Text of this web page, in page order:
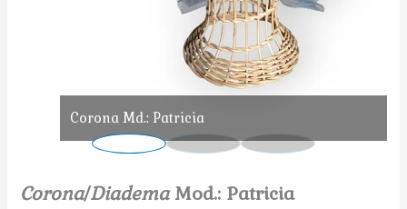
Corona Md.: Patricia
Corona/DiademaMod.: Patricia